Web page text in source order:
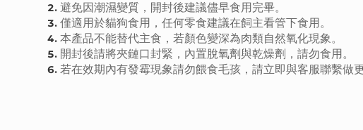
避免因潮濕變質，開封後建議儘早食用完畢。
僅適用於貓狗食用，任何零食建議在飼主看管下食用。
本產品不能替代主食，若顏色變深為肉類自然氧化現象。
開封後請將夾鏈口封緊，內置脫氧劑與乾燥劑，請勿食用。
若在效期內有發霉現象請勿餵食毛孩，請立即與客服聯繫做更